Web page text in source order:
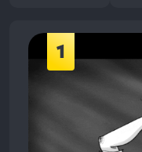
1